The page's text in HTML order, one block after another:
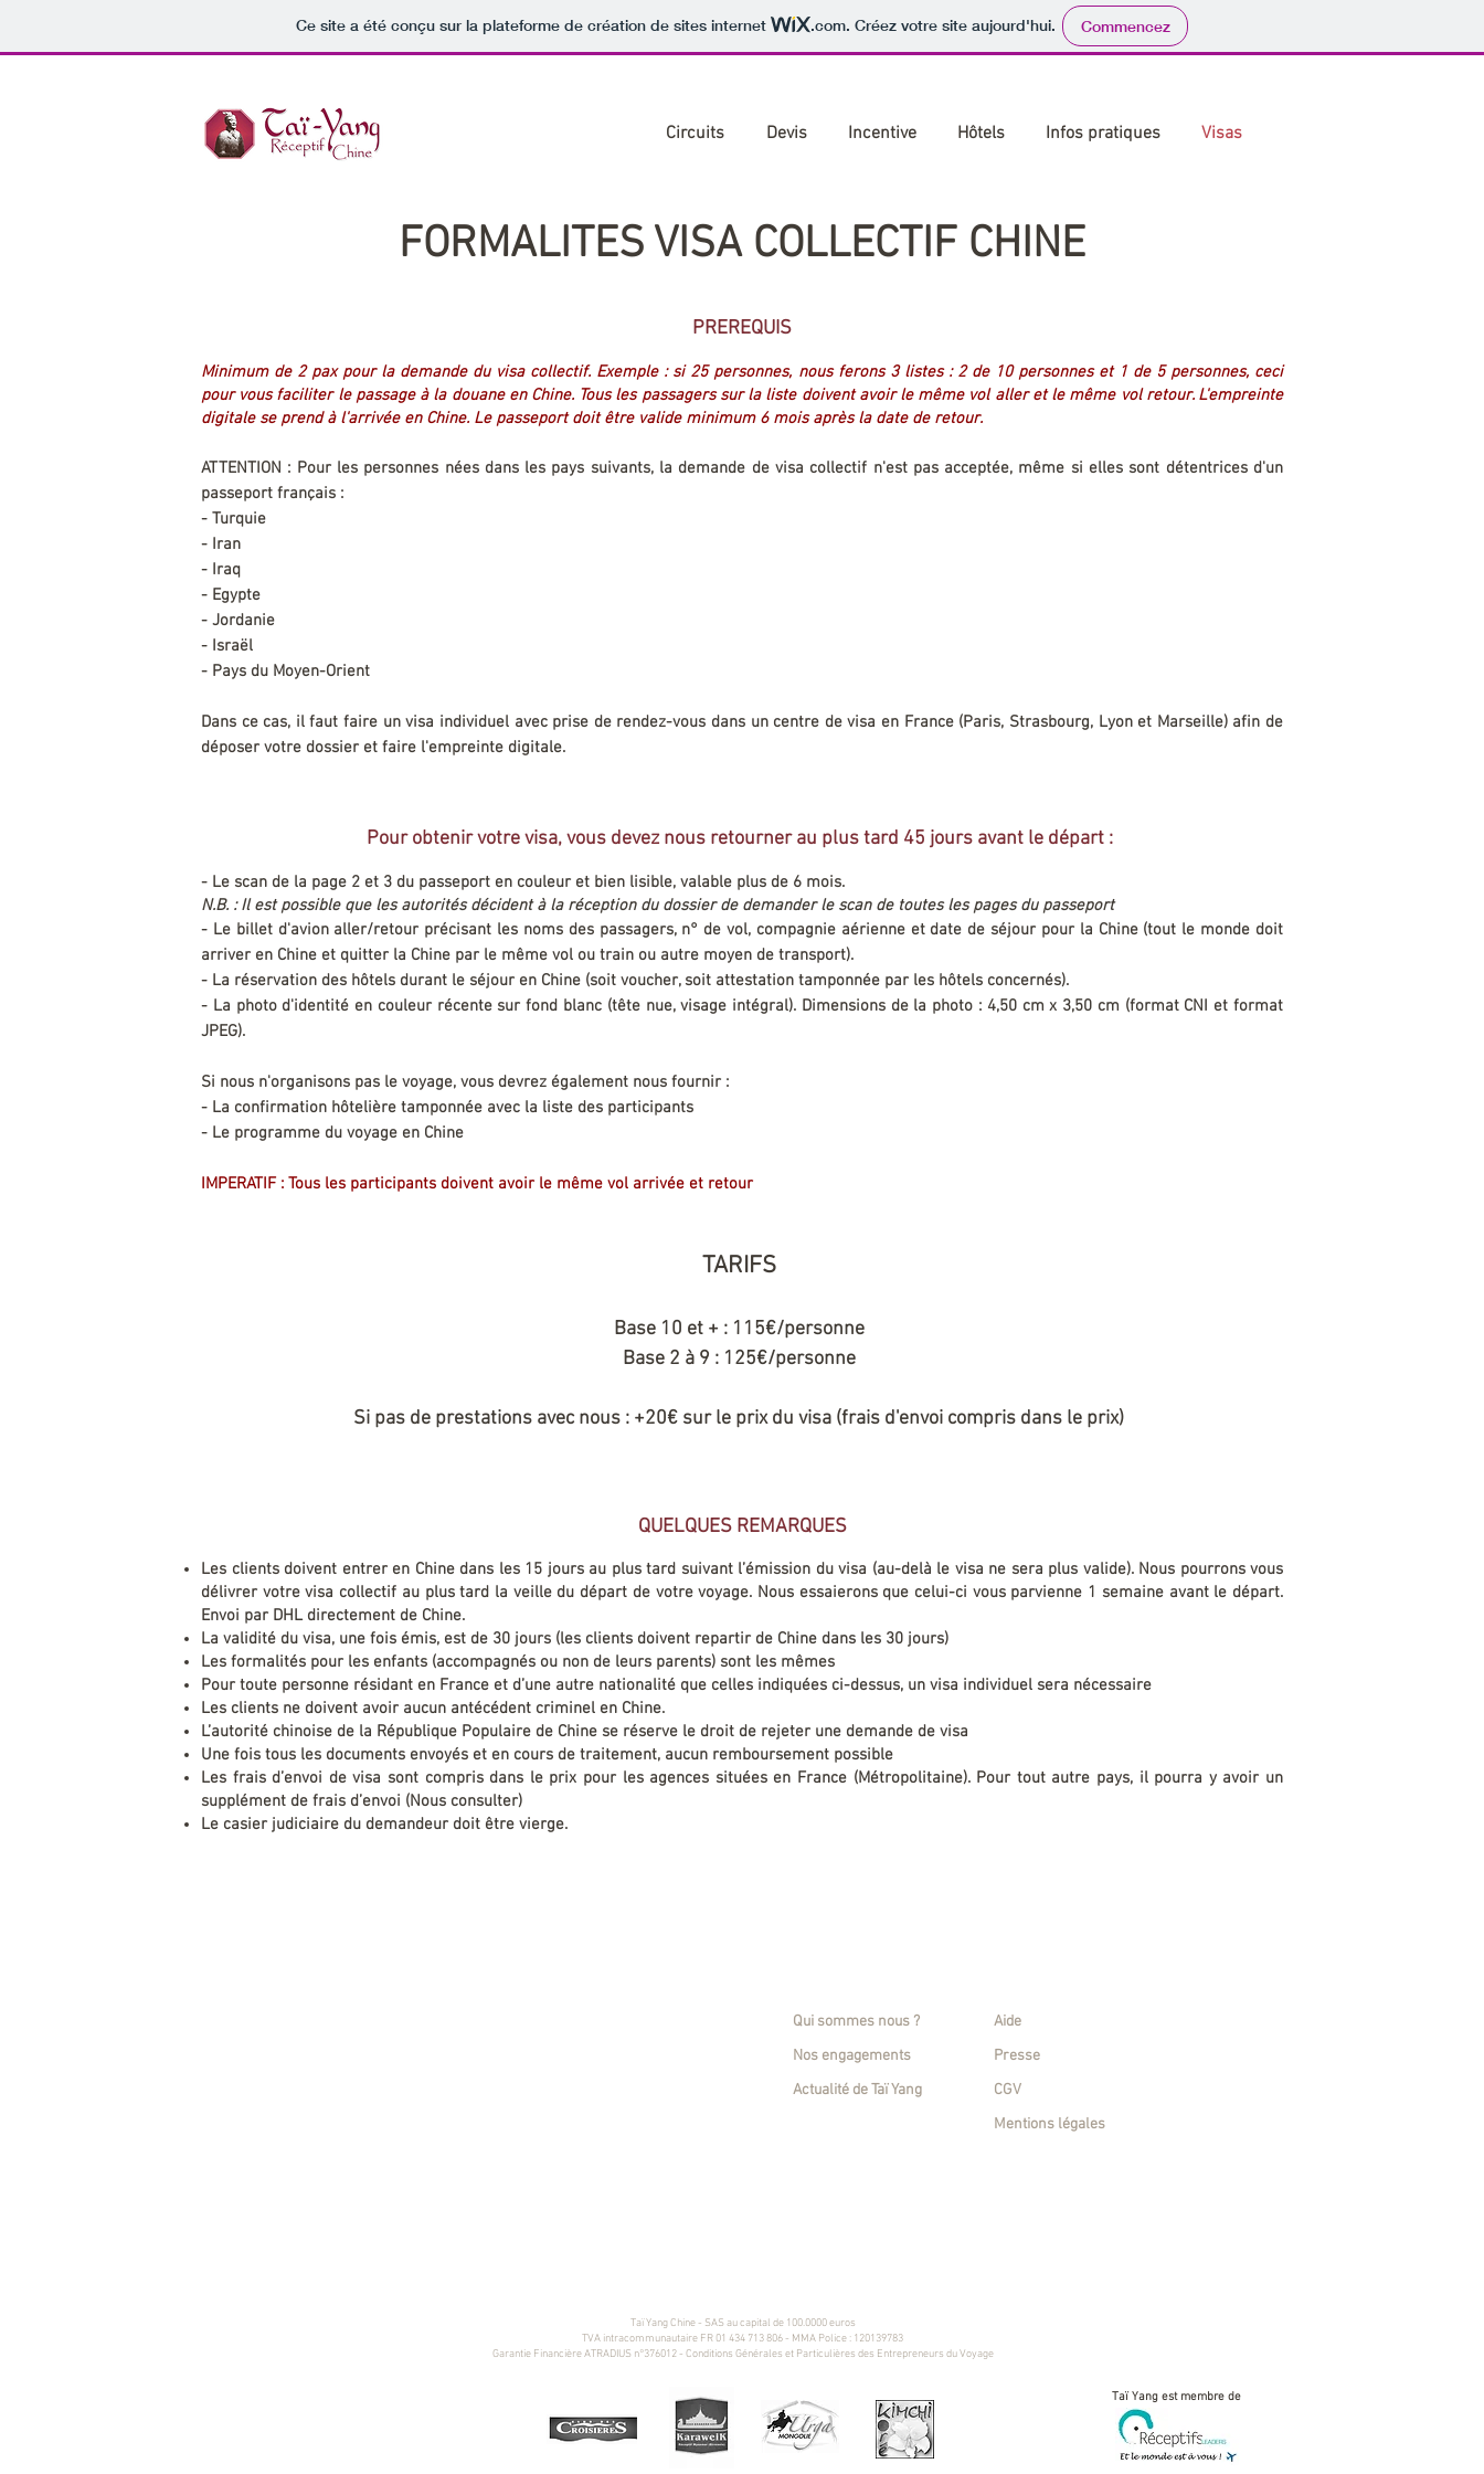
Ce site a été conçu sur la plateforme de création de sites internet .com. Créez votre site aujourd'hui. Commencez
Circuits Devis Incentive Hôtels Infos pratiques Visas
FORMALITES VISA COLLECTIF CHINE
PREREQUIS
​Minimum de 2 pax pour la demande du visa collectif. Exemple : si 25 personnes, nous ferons 3 listes : 2 de 10 personnes et 1 de 5 personnes, ceci
pour vous faciliter le passage à la douane en Chine. Tous les passagers sur la liste doivent avoir le même vol aller et le même vol retour. L'empreinte
digitale se prend à l'arrivée en Chine. Le passeport doit être valide minimum 6 mois après la date de retour.
ATTENTION : Pour les personnes nées dans les pays suivants, la demande de visa collectif n'est pas acceptée, même si elles sont détentrices d'un
passeport français :
- Turquie
- Iran
- Iraq
- Egypte
- Jordanie
- Israël
- Pays du Moyen-Orient
Dans ce cas, il faut faire un visa individuel avec prise de rendez-vous dans un centre de visa en France (Paris, Strasbourg, Lyon et Marseille) afin de
déposer votre dossier et faire l'empreinte digitale.
Pour obtenir votre visa, vous devez nous retourner au plus tard 45 jours avant le départ :
​- Le scan de la page 2 et 3 du passeport en couleur et bien lisible, valable plus de 6 mois.
N.B. : Il est possible que les autorités décident à la réception du dossier de demander le scan de toutes les pages du passeport
- Le billet d'avion aller/retour précisant les noms des passagers, n° de vol, compagnie aérienne et date de séjour pour la Chine (tout le monde doit
arriver en Chine et quitter la Chine par le même vol ou train ou autre moyen de transport).
- La réservation des hôtels durant le séjour en Chine (soit voucher, soit attestation tamponnée par les hôtels concernés).
- La photo d'identité en couleur récente sur fond blanc (tête nue, visage intégral). Dimensions de la photo : 4,50 cm x 3,50 cm (format CNI et format
JPEG).
Si nous n'organisons pas le voyage, vous devrez également nous fournir :
- La confirmation hôtelière tamponnée avec la liste des participants
- Le programme du voyage en Chine
IMPERATIF : Tous les participants doivent avoir le même vol arrivée et retour
TARIFS
Base 10 et + : 115€/personne
Base 2 à 9 : 125€/personne
Si pas de prestations avec nous : +20€ sur le prix du visa (frais d'envoi compris dans le prix)
QUELQUES REMARQUES
Les clients doivent entrer en Chine dans les 15 jours au plus tard suivant l’émission du visa (au-delà le visa ne sera plus valide). Nous pourrons vous
délivrer votre visa collectif au plus tard la veille du départ de votre voyage. Nous essaierons que celui-ci vous parvienne 1 semaine avant le départ.
Envoi par DHL directement de Chine.
La validité du visa, une fois émis, est de 30 jours (les clients doivent repartir de Chine dans les 30 jours)
Les formalités pour les enfants (accompagnés ou non de leurs parents) sont les mêmes
Pour toute personne résidant en France et d’une autre nationalité que celles indiquées ci-dessus, un visa individuel sera nécessaire
Les clients ne doivent avoir aucun antécédent criminel en Chine.
L’autorité chinoise de la République Populaire de Chine se réserve le droit de rejeter une demande de visa
Une fois tous les documents envoyés et en cours de traitement, aucun remboursement possible
Les frais d’envoi de visa sont compris dans le prix pour les agences situées en France (Métropolitaine). Pour tout autre pays, il pourra y avoir un
supplément de frais d’envoi (Nous consulter)
Le casier judiciaire du demandeur doit être vierge.
Qui sommes nous ?
Nos engagements
Actualité de Taï Yang
Aide
Presse
CGV
Mentions légales
Taï Yang Chine - SAS au capital de 100.0000 euros
TVA intracommunautaire FR 01 434 713 806 - MMA Police : 120139783
Garantie Financière ATRADIUS n°376012 - Conditions Générales et Particulières des Entrepreneurs du Voyage
Taï Yang est membre de